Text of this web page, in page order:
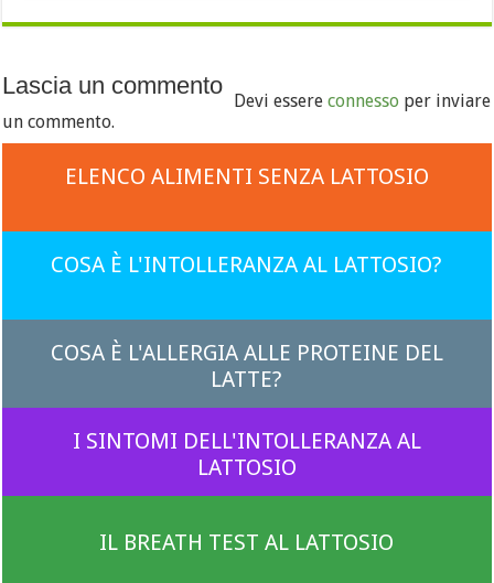
Lascia un commento
Devi essereconnesso per inviare
un commento.
ELENCO ALIMENTI SENZA LATTOSIO
COSA È L'INTOLLERANZA AL LATTOSIO?
COSA È L'ALLERGIA ALLE PROTEINE DEL
LATTE?
I SINTOMI DELL'INTOLLERANZA AL
LATTOSIO
IL BREATH TEST AL LATTOSIO